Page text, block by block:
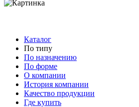
Каталог
По типу
По назначению
По форме
О компании
История компании
Качество продукции
Где купить